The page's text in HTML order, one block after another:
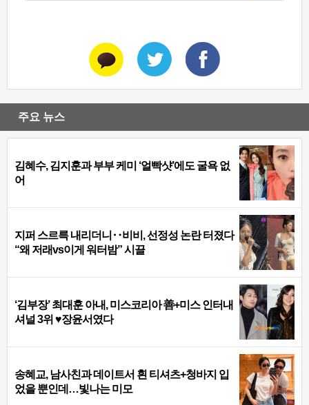
주요 뉴스
김혜수, 김지훈과 부부 케미 ‘얼빡샷’에도 굴욕 없
어
지퍼 스르륵 내리더니‥비비, 선정성 논란 터졌다
“왜 저래vs이게 워터밤” 시끌
‘김부장’ 최대훈 아내, 미스코리아 善+미스 인터내
셔널 3위 ♥장윤서였다
송혜교, 남사친과 데이트서 흰 티셔츠+청바지 입
었을 뿐인데…빛나는 미모